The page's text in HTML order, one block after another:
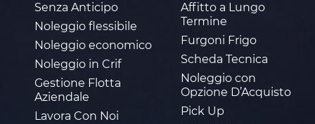
Senza Anticipo
Noleggio flessibile
Noleggio economico
Noleggio in Crif
Gestione Flotta
Aziendale
Lavora Con Noi
Affitto a Lungo
Termine
Furgoni Frigo
Scheda Tecnica
Noleggio con
Opzione D’Acquisto
Pick Up